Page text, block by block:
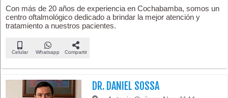
Con más de 20 años de experiencia en Cochabamba, somos un
centro oftalmológico dedicado a brindar la mejor atención y
tratamiento a nuestros pacientes.
Celular Whatsapp Compartir
DR. DANIEL SOSSA